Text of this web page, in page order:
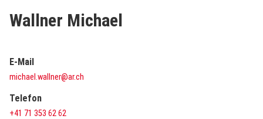
Wallner Michael
E-Mail
michael.wallner@ar.ch
Telefon
+41 71 353 62 62